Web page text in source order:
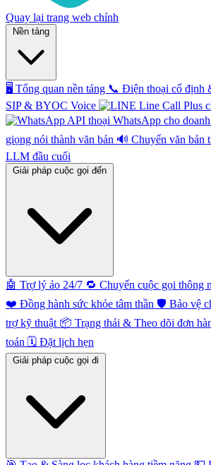
Quay lại trang web chính
Nền tảng
🖥️ Tổng quan nền tảng 📞 Điện thoại cố định
SIP & BYOC Voice
Line Call Plus
API thoại WhatsApp cho
giọng nói thành văn bản 🔊 Chuyển văn bản
LLM đầu cuối
Giải pháp cuộc gọi đến
🤖 Trợ lý ảo 24/7 🔁 Chuyển cuộc gọi thông
❤️ Đồng hành sức khỏe tâm thần 🛡️ Bảo vệ
trợ kỹ thuật 📦 Trạng thái & Theo dõi đơn
toán 🗓️ Đặt lịch hẹn
Giải pháp cuộc gọi đi